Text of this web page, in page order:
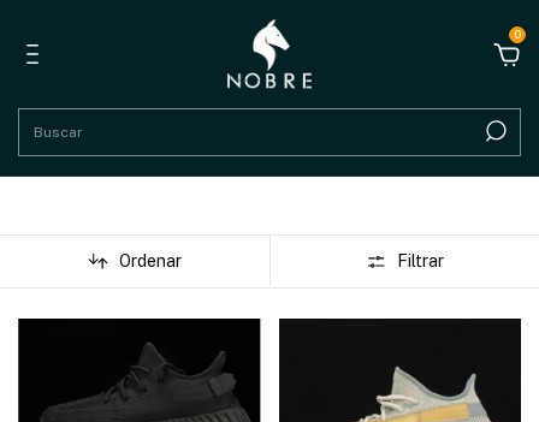
0
Ordenar Filtrar